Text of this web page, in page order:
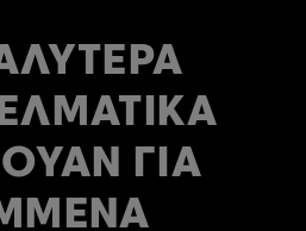
ΓΙΑ